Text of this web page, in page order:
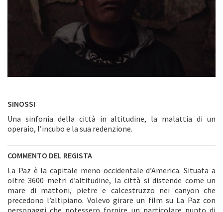
SINOSSI
Una sinfonia della città in altitudine, la malattia di un
operaio, l’incubo e la sua redenzione.
COMMENTO DEL REGISTA
La Paz è la capitale meno occidentale d’America. Situata a
oltre 3600 metri d’altitudine, la città si distende come un
mare di mattoni, pietre e calcestruzzo nei canyon che
precedono l’altipiano. Volevo girare un film su La Paz con
personaggi che potessero fornire un particolare punto di